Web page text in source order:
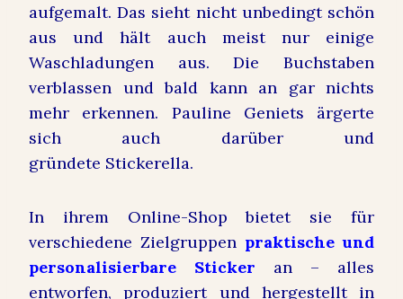
aufgemalt. Das sieht nicht unbedingt schön
aus und hält auch meist nur einige
Waschladungen aus. Die Buchstaben
verblassen und bald kann an gar nichts
mehr erkennen. Pauline Geniets ärgerte
sich auch darüber und
gründete Stickerella.
In ihrem Online-Shop bietet sie für
verschiedene Zielgruppen praktische und
personalisierbare Sticker an – alles
entworfen, produziert und hergestellt in